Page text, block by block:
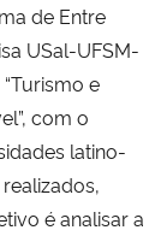
de Entre
USal-UFSM-
e
com o
latino-
é analisar a